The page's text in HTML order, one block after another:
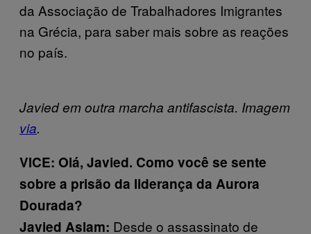
da Associação de Trabalhadores Imigrantes
na Grécia, para saber mais sobre as reações
no país.
Javied em outra marcha antifascista. Imagem
via.
VICE: Olá, Javied. Como você se sente
sobre a prisão da liderança da Aurora
Dourada?
Javied Aslam: Desde o assassinato de